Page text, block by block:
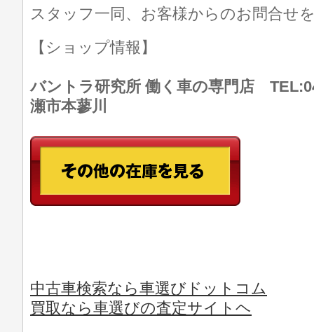
スタッフ一同、お客様からのお問合せ
【ショップ情報】
バントラ研究所 働く車の専門店
瀬市本蓼川
中古車検索なら車選びドットコム
買取なら車選びの査定サイトヘ